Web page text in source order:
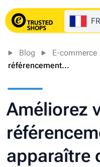
FR
Blog E-commerce
référencement...
Améliorez
apparaître